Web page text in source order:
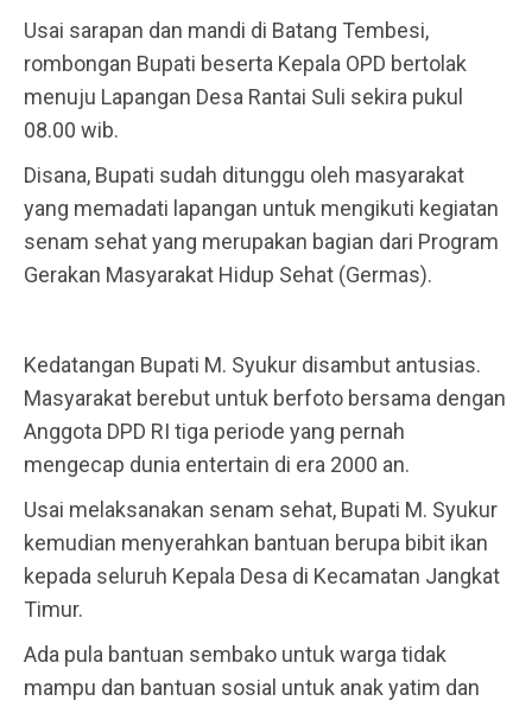
Usai sarapan dan mandi di Batang Tembesi,
rombongan Bupati beserta Kepala OPD bertolak
menuju Lapangan Desa Rantai Suli sekira pukul
08.00 wib.
Disana, Bupati sudah ditunggu oleh masyarakat
yang memadati lapangan untuk mengikuti kegiatan
senam sehat yang merupakan bagian dari Program
Gerakan Masyarakat Hidup Sehat (Germas).
Kedatangan Bupati M. Syukur disambut antusias.
Masyarakat berebut untuk berfoto bersama dengan
Anggota DPD RI tiga periode yang pernah
mengecap dunia entertain di era 2000 an.
Usai melaksanakan senam sehat, Bupati M. Syukur
kemudian menyerahkan bantuan berupa bibit ikan
kepada seluruh Kepala Desa di Kecamatan Jangkat
Timur.
Ada pula bantuan sembako untuk warga tidak
mampu dan bantuan sosial untuk anak yatim dan